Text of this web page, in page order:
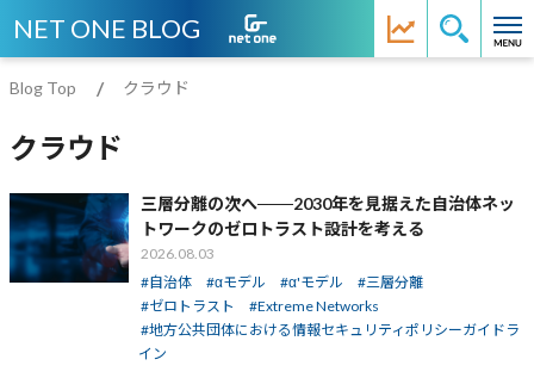
NET ONE BLOG
Blog Top クラウド
クラウド
三層分離の次へ───2030年を見据えた自治体ネッ
トワークのゼロトラスト設計を考える
2026.08.03
自治体
αモデル α'モデル
三層分離
ゼロトラスト
Extreme Networks
地方公共団体における情報セキュリティポリシーガイドラ
イン